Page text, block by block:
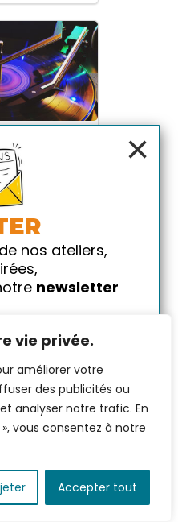
vie privée.
améliorer votre
des publicités ou
analyser notre trafic. En
vous consentez à notre
Accepter tout
-
Conso
soirée
août
!
1 conso
×
nos ateliers,
newsletter